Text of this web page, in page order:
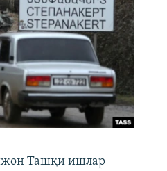
Ташқи ишлар